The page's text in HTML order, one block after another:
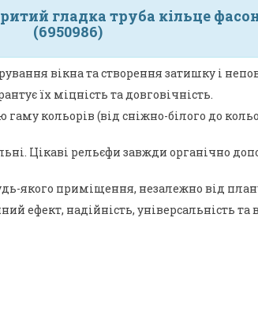
гладка труба кільце
(6950986)
вікна та створення затишку і
їх міцність та довговічність.
кольорів (від сніжно-білого до
Цікаві рельєфи завжди органічно
якого приміщення, незалежно від
ефект, надійність, універсальність та